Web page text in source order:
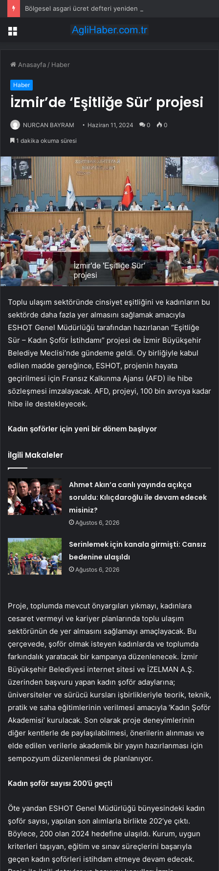
Bölgesel asgari ücret defteri yeniden açıldı
Menü
Anasayfa / Haber
Haber
İzmir’de ‘Eşitliğe Sür’ projesi
NURCAN BAYRAM Haziran 11, 2024 0 0
1 dakika okuma süresi
Toplu ulaşım sektöründe cinsiyet eşitliğini ve kadınların bu
sektörde daha fazla yer almasını sağlamak amacıyla
ESHOT Genel Müdürlüğü tarafından hazırlanan “Eşitliğe
Sür – Kadın Şoför İstihdamı” projesi de İzmir Büyükşehir
Belediye Meclisi’nde gündeme geldi. Oy birliğiyle kabul
edilen madde gereğince, ESHOT, projenin hayata
geçirilmesi için Fransız Kalkınma Ajansı (AFD) ile hibe
sözleşmesi imzalayacak. AFD, projeyi, 100 bin avroya kadar
hibe ile destekleyecek.
Kadın şoförler için yeni bir dönem başlıyor
İlgili Makaleler
Ahmet Akın’a canlı yayında açıkça
soruldu: Kılıçdaroğlu ile devam edecek
misiniz?
Ağustos 6, 2026
Serinlemek için kanala girmişti: Cansız
bedenine ulaşıldı
Ağustos 6, 2026
Proje, toplumda mevcut önyargıları yıkmayı, kadınlara
cesaret vermeyi ve kariyer planlarında toplu ulaşım
sektörünün de yer almasını sağlamayı amaçlayacak. Bu
çerçevede, şoför olmak isteyen kadınlarda ve toplumda
farkındalık yaratacak bir kampanya düzenlenecek. İzmir
Büyükşehir Belediyesi internet sitesi ve İZELMAN A.Ş.
üzerinden başvuru yapan kadın şoför adaylarına;
üniversiteler ve sürücü kursları işbirlikleriyle teorik, teknik,
pratik ve saha eğitimlerinin verilmesi amacıyla ‘Kadın Şoför
Akademisi’ kurulacak. Son olarak proje deneyimlerinin
diğer kentlerle de paylaşılabilmesi, önerilerin alınması ve
elde edilen verilerle akademik bir yayın hazırlanması için
sempozyum düzenlenmesi de planlanıyor.
Kadın şoför sayısı 200’ü geçti
Öte yandan ESHOT Genel Müdürlüğü bünyesindeki kadın
şoför sayısı, yapılan son alımlarla birlikte 202’ye çıktı.
Böylece, 200 olan 2024 hedefine ulaşıldı. Kurum, uygun
kriterleri taşıyan, eğitim ve sınav süreçlerini başarıyla
geçen kadın şoförleri istihdam etmeye devam edecek.